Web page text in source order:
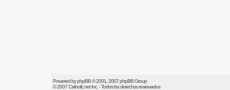
Powered byphpBB© 2001, 2007 phpBB Group
© 2007Catholic.netInc. - Todos los derechos reservados